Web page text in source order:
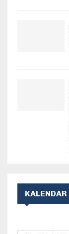
KALENDAR